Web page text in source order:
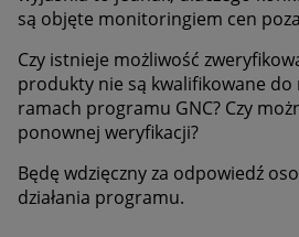
są objęte monitoringiem cen
Czy istnieje możliwość
produkty nie są kwalifikowane
ramach programu GNC? Czy
ponownej weryfikacji?
Będę wdzięczny za odpowiedź
działania programu.